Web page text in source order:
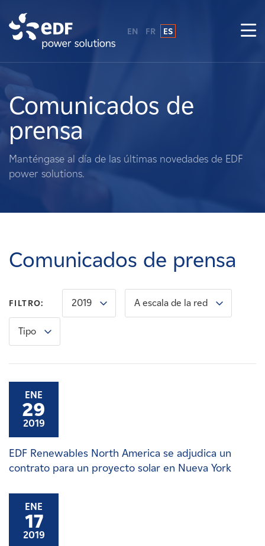
Sobre nosotros
Qué hacemos
Terratenientes
Carreras
Noticias
Contacte con
EN FR ES
Comunicados de
prensa
Manténgase al día de las últimas novedades de EDF
power solutions.
Comunicados de prensa
FILTRO: 2019 A escala de la red
Tipo
ENE
29
2019
EDF Renewables North America se adjudica un
contrato para un proyecto solar en Nueva York
ENE
17
2019